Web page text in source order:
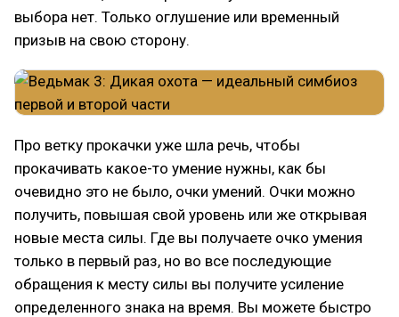
выбора нет. Только оглушение или временный
призыв на свою сторону.
Про ветку прокачки уже шла речь, чтобы
прокачивать какое-то умение нужны, как бы
очевидно это не было, очки умений. Очки можно
получить, повышая свой уровень или же открывая
новые места силы. Где вы получаете очко умения
только в первый раз, но во все последующие
обращения к месту силы вы получите усиление
определенного знака на время. Вы можете быстро